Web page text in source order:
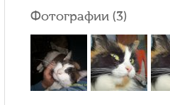
Фотографии (3)